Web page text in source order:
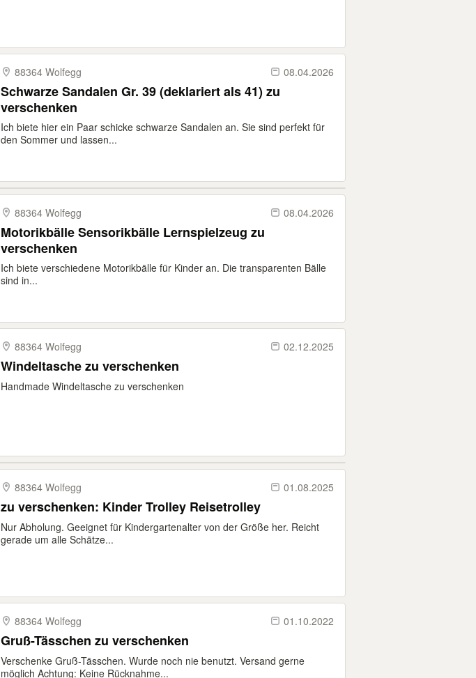
88364 Wolfegg 08.04.2026
Schwarze Sandalen Gr. 39 (deklariert als 41) zu
verschenken
Ich biete hier ein Paar schicke schwarze Sandalen an. Sie sind perfekt für
den Sommer und lassen...
88364 Wolfegg 08.04.2026
Motorikbälle Sensorikbälle Lernspielzeug zu
verschenken
Ich biete verschiedene Motorikbälle für Kinder an. Die transparenten Bälle
sind in...
88364 Wolfegg 02.12.2025
Windeltasche zu verschenken
Handmade Windeltasche zu verschenken
88364 Wolfegg 01.08.2025
zu verschenken: Kinder Trolley Reisetrolley
Nur Abholung. Geeignet für Kindergartenalter von der Größe her. Reicht
gerade um alle Schätze...
88364 Wolfegg 01.10.2022
Gruß-Tässchen zu verschenken
Verschenke Gruß-Tässchen. Wurde noch nie benutzt. Versand gerne
möglich Achtung: Keine Rücknahme...